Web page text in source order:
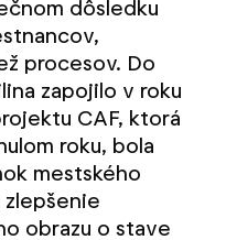
dôsledku
procesov. Do
zapojilo v roku
CAF, ktorá
roku, bola
mestského
zlepšenie
obrazu o stave